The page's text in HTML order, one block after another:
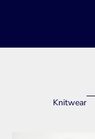
Knitwear